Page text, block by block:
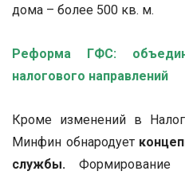
дома – более 500 кв. м.
Реформа ГФС:
налогового направлений
Кроме изменений в
Минфин обнародует
службы.